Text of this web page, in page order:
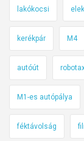
lakókocsi
kerékpár M4
autóút
M1-es autópálya
féktávolság